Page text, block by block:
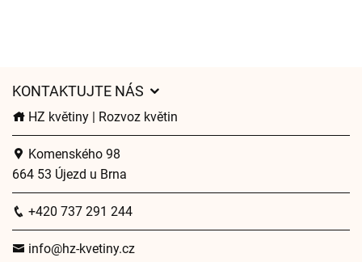
KONTAKTUJTE NÁS
HZ květiny | Rozvoz květin
Komenského 98
664 53 Újezd u Brna
+420 737 291 244
info@hz-kvetiny.cz